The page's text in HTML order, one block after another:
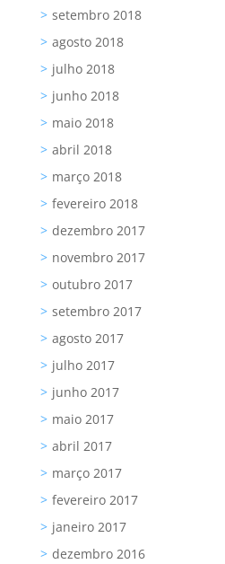
setembro 2018
agosto 2018
julho 2018
junho 2018
maio 2018
abril 2018
março 2018
fevereiro 2018
dezembro 2017
novembro 2017
outubro 2017
setembro 2017
agosto 2017
julho 2017
junho 2017
maio 2017
abril 2017
março 2017
fevereiro 2017
janeiro 2017
dezembro 2016